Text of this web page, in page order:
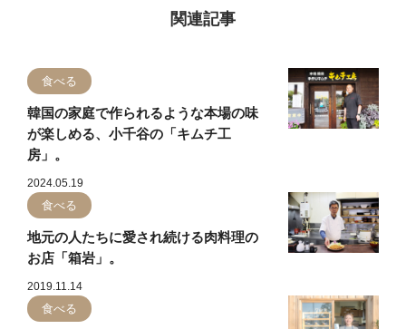
関連記事
食べる
韓国の家庭で作られるような本場の味
が楽しめる、小千谷の「キムチ工
房」。
2024.05.19
食べる
地元の人たちに愛され続ける肉料理の
お店「箱岩」。
2019.11.14
食べる